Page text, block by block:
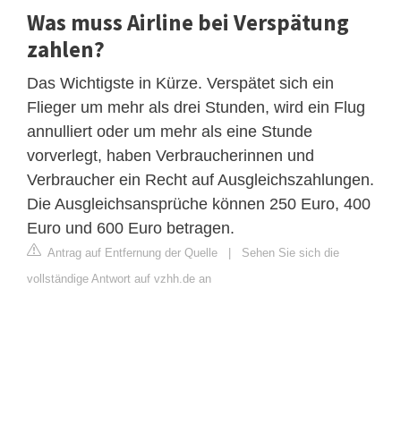
Was muss Airline bei Verspätung
zahlen?
Das Wichtigste in Kürze. Verspätet sich ein
Flieger um mehr als drei Stunden, wird ein Flug
annulliert oder um mehr als eine Stunde
vorverlegt, haben Verbraucherinnen und
Verbraucher ein Recht auf Ausgleichszahlungen.
Die Ausgleichsansprüche können 250 Euro, 400
Euro und 600 Euro betragen.
Antrag auf Entfernung der Quelle | Sehen Sie sich die
vollständige Antwort auf vzhh.de an